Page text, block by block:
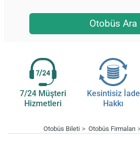
Otobüs Ara
7/24 Müşteri
Hizmetleri
Kesintisiz İade
Hakkı
Otobüs Bileti Otobüs Firmaları